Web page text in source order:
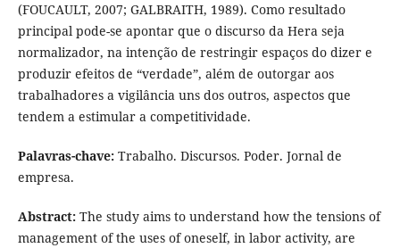
(FOUCAULT, 2007; GALBRAITH, 1989). Como resultado
principal pode-se apontar que o discurso da Hera seja
normalizador, na intenção de restringir espaços do dizer e
produzir efeitos de “verdade”, além de outorgar aos
trabalhadores a vigilância uns dos outros, aspectos que
tendem a estimular a competitividade.
Palavras-chave: Trabalho. Discursos. Poder. Jornal de
empresa.
Abstract: The study aims to understand how the tensions of
management of the uses of oneself, in labor activity, are